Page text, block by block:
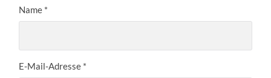
Name *
E-Mail-Adresse *